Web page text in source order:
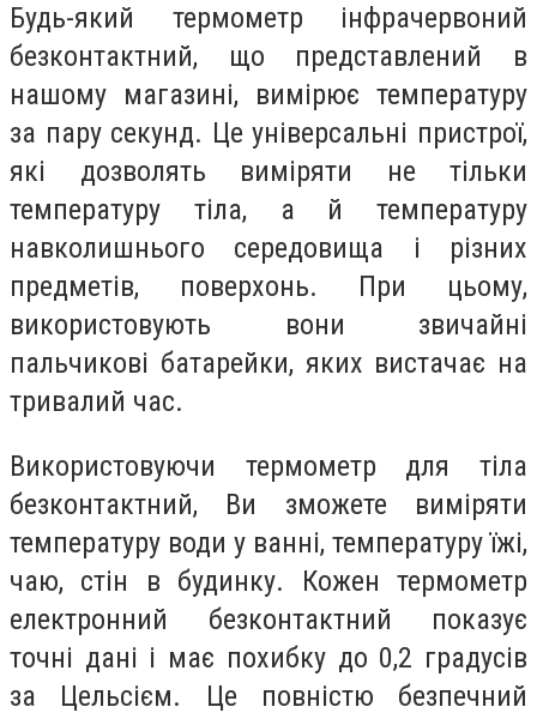
Будь-який термометр інфрачервоний
безконтактний, що представлений в
нашому магазині, вимірює температуру
за пару секунд. Це універсальні пристрої,
які дозволять виміряти не тільки
температуру тіла, а й температуру
навколишнього середовища і різних
предметів, поверхонь. При цьому,
використовують вони звичайні
пальчикові батарейки, яких вистачає на
тривалий час.
Використовуючи термометр для тіла
безконтактний, Ви зможете виміряти
температуру води у ванні, температуру їжі,
чаю, стін в будинку. Кожен термометр
електронний безконтактний показує
точні дані і має похибку до 0,2 градусів
за Цельсієм. Це повністю безпечний